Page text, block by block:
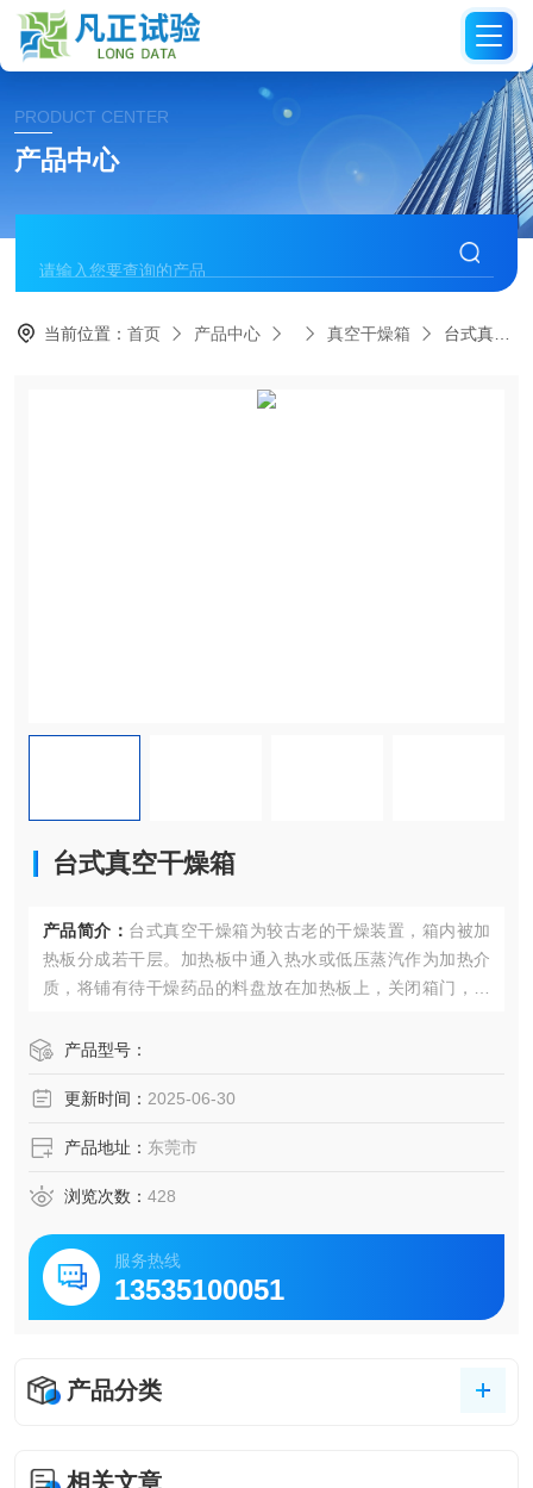
PRODUCT CENTER
产品中心
当前位置：首页 产品中心 真空干燥箱 台式真空干燥箱
台式真空干燥箱
产品简介： 台式真空干燥箱为较古老的干燥装置，箱内被加
热板分成若干层。加热板中通入热水或低压蒸汽作为加热介
质，将铺有待干燥药品的料盘放在加热板上，关闭箱门，箱
品加热到指定温度，水分即开始蒸发并随抽真空逐渐抽走。
产品型号：
更新时间： 2025-06-30
产品地址： 东莞市
浏览次数： 428
服务热线
13535100051
产品分类
相关文章